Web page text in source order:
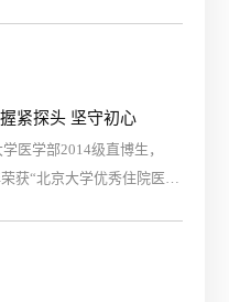
，表达了对他的敬意和感
是里程碑，更是新起点，
为患者提供更优质的医疗
紧探头 坚守初心
医学部2014级直博生，
获“北京大学优秀住院医
目，并入选北京市科协青
底和持续的学术创新，今